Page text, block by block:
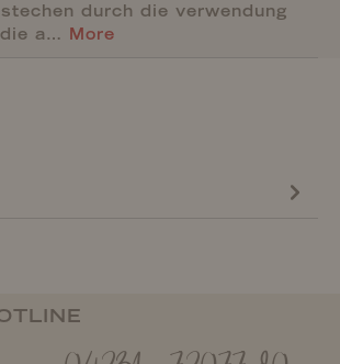
durch die verwendung
a… More